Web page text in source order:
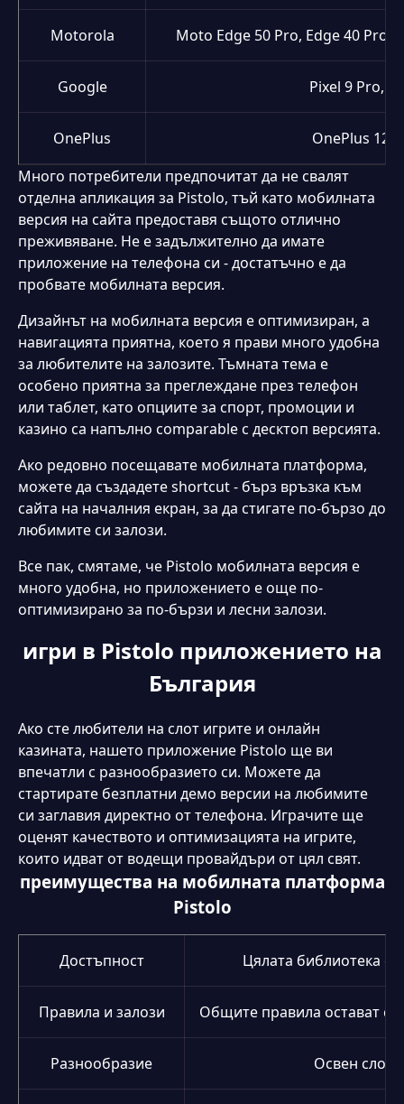
Motorola Moto Edge 50 Pro, Edge 40 Pro,
Google Pixel 9 Pro, 8
OnePlus
OnePlus
Много потребители предпочитат да не свалят
отделна апликация за Pistolo, тъй като мобилната
версия на сайта предоставя същото отлично
преживяване. Не е задължително да имате
приложение на телефона си - достатъчно е да
пробвате мобилната версия.
Дизайнът на мобилната версия е оптимизиран, а
навигацията приятна, което я прави много удобна
за любителите на залозите. Тъмната тема е
особено приятна за преглеждане през телефон
или таблет, като опциите за спорт, промоции и
казино са напълно comparable с десктоп версията.
Ако редовно посещавате мобилната платформа,
можете да създадете shortcut - бърз връзка към
сайта на началния екран, за да стигате по-бързо до
любимите си залози.
Все пак, смятаме, че Pistolo мобилната версия е
много удобна, но приложението е още по-
оптимизирано за по-бързи и лесни залози.
игри в Pistolo приложението на
България
Ако сте любители на слот игрите и онлайн
казината, нашето приложение Pistolo ще ви
впечатли с разнообразието си. Можете да
стартирате безплатни демо версии на любимите
си заглавия директно от телефона. Играчите ще
оценят качеството и оптимизацията на игрите,
които идват от водещи провайдъри от цял свят.
преимущества на мобилната платформа
Pistolo
Достъпност Цялата библиотека е
Правила и залози Общите правила остават
Разнообразие Освен